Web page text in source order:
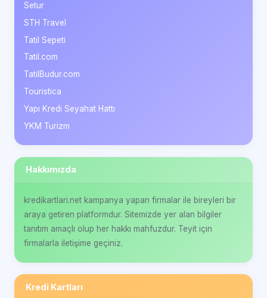
Setur
STH Travel
Tatil Sepeti
Tatil.com
TatilBudur.com
Touristica
Yapı Kredi Seyahat Hattı
YKM Turizm
Hakkımızda
kredikartlari.net kampanya yapan firmalar ile bireyleri bir
araya getiren platformdur. Sitemizde yer alan bilgiler
tanıtım amaçlı olup her hakkı mahfuzdur. Teyit için
firmalarla iletişime geçiniz.
Kredi Kartları